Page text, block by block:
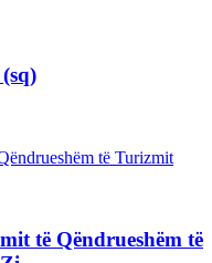
të Qëndrueshëm të